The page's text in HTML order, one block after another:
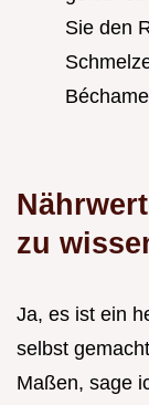
Sie den
zu
Ja, es ist ein
selbst
Maßen, sage